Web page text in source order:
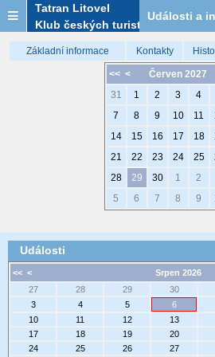
Tatran Litovel
Klub českých turistů
Události a
Základní informace Kontakty
<< <
Červen 2027
31
1 2 3 4
7
8 9 10 11
14
15 16 17 18
21
22 23 24 25
28
29 30 1 2
5
6 7 8 9
Události
<< <
Srpen 2026
27
28 29 30
3
4 5 6
10
11 12 13
17
18 19 20
24
25 26 27